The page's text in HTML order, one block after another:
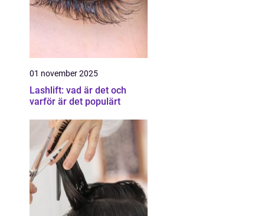
01 november 2025
Lashlift: vad är det och
varför är det populärt